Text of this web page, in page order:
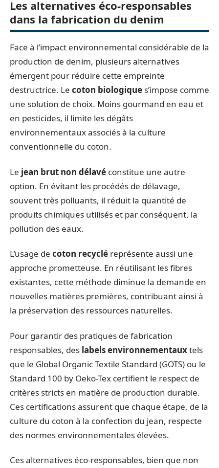
Les alternatives éco-responsables
dans la fabrication du denim
Face à l’impact environnemental considérable de la
production de denim, plusieurs alternatives
émergent pour réduire cette empreinte
destructrice. Le coton biologique s’impose comme
une solution de choix. Moins gourmand en eau et
en pesticides, il limite les dégâts
environnementaux associés à la culture
conventionnelle du coton.
Le jean brut non délavé constitue une autre
option. En évitant les procédés de délavage,
souvent très polluants, il réduit la quantité de
produits chimiques utilisés et par conséquent, la
pollution des eaux.
L’usage de coton recyclé représente aussi une
approche prometteuse. En réutilisant les fibres
existantes, cette méthode diminue la demande en
nouvelles matières premières, contribuant ainsi à
la préservation des ressources naturelles.
Pour garantir des pratiques de fabrication
responsables, des labels environnementauxtels
que le Global Organic Textile Standard (GOTS) ou le
Standard 100 by Oeko-Tex certifient le respect de
critères stricts en matière de production durable.
Ces certifications assurent que chaque étape, de la
culture du coton à la confection du jean, respecte
des normes environnementales élevées.
Ces alternatives éco-responsables, bien que non